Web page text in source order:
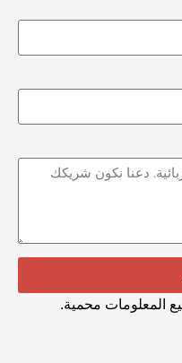
المعلومات محمية.